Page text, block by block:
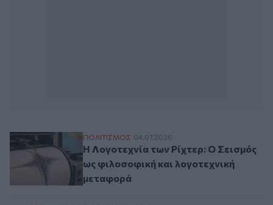
Η Λογοτεχνία των Ρίχτερ: Ο Σεισμός ως
ΠΟΛΙΤΙΣΜΟΣ 04.07.2026
Η Λογοτεχνία των Ρίχτερ: Ο Σεισμός
ως φιλοσοφική και λογοτεχνική
μεταφορά